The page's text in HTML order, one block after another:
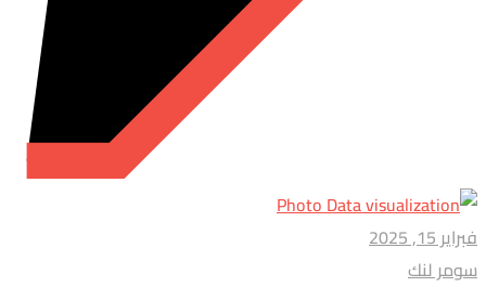
فبراير 15, 2025
سومر لنك